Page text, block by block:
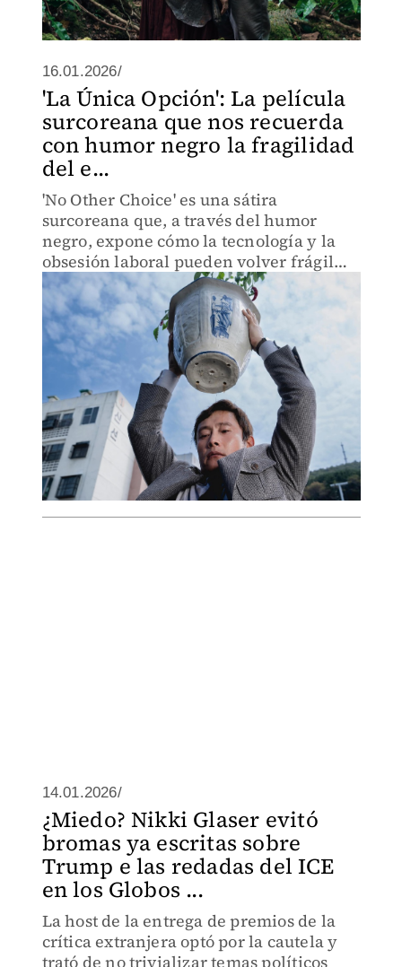
16.01.2026/
'La Única Opción': La película
surcoreana que nos recuerda
con humor negro la fragilidad
del e...
'No Other Choice' es una sátira
surcoreana que, a través del humor
negro, expone cómo la tecnología y la
obsesión laboral pueden volver frágil
incluso la vida más estable.
14.01.2026/
¿Miedo? Nikki Glaser evitó
bromas ya escritas sobre
Trump e las redadas del ICE
en los Globos ...
La host de la entrega de premios de la
crítica extranjera optó por la cautela y
trató de no trivializar temas políticos